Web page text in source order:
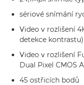
sériové snímání
Video v rozlišení
detekce
Video v rozlišení
Dual Pixel CMOS
45 ostřicích bodů